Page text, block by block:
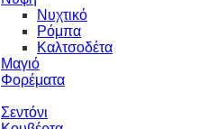
Νυχτικό
Ρόμπα
Καλτσοδέτα
Μαγιό
Φορέματα
Σεντόνι